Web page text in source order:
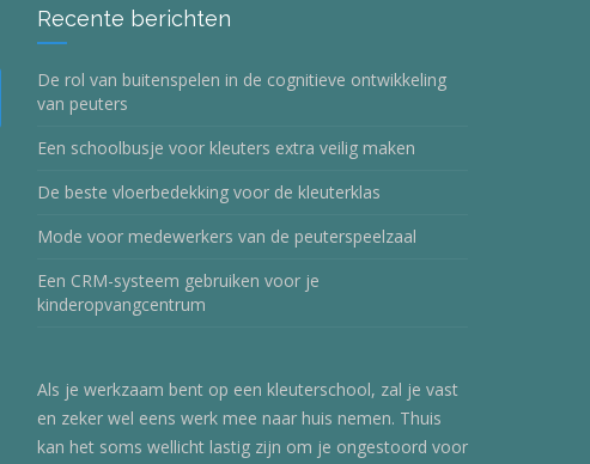
Recente berichten
De rol van buitenspelen in de cognitieve ontwikkeling
van peuters
Een schoolbusje voor kleuters extra veilig maken
De beste vloerbedekking voor de kleuterklas
Mode voor medewerkers van de peuterspeelzaal
Een CRM-systeem gebruiken voor je
kinderopvangcentrum
Als je werkzaam bent op een kleuterschool, zal je vast
en zeker wel eens werk mee naar huis nemen. Thuis
kan het soms wellicht lastig zijn om je ongestoord voor